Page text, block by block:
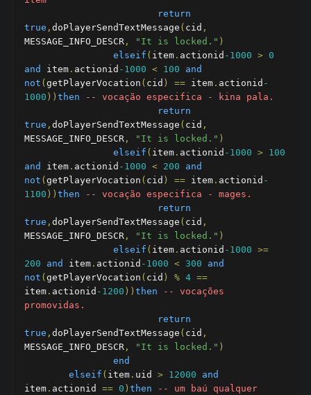
return
true , doPlayerSendTextMessage ( cid ,
MESSAGE_INFO_DESCR , "It is locked." )
elseif ( item . actionid -1000 >
0
and
item . actionid -1000 < 100
and
not ( getPlayerVocation ( cid ) == item . actionid -
1000 )) then
-- vocação especifica - kina pala.
return
true , doPlayerSendTextMessage ( cid ,
MESSAGE_INFO_DESCR , "It is locked." )
elseif ( item . actionid -1000 >
100
and
item . actionid -1000 < 200
and
not ( getPlayerVocation ( cid ) == item . actionid -
1100 )) then
-- vocação especifica - mages.
return
true , doPlayerSendTextMessage ( cid ,
MESSAGE_INFO_DESCR , "It is locked." )
elseif ( item . actionid -1000 >=
200
and item . actionid -1000 < 300
and
not ( getPlayerVocation ( cid ) % 4 ==
item . actionid -1200 )) then
-- vocações
promovidas.
return
true , doPlayerSendTextMessage ( cid ,
MESSAGE_INFO_DESCR , "It is locked." )
end
elseif ( item . uid > 12000
and
item . actionid == 0 ) then
-- um baú qualquer